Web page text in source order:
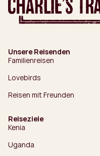
Unsere Reisenden
Familienreisen
Lovebirds
Reisen mit Freunden
Reiseziele
Kenia
Uganda